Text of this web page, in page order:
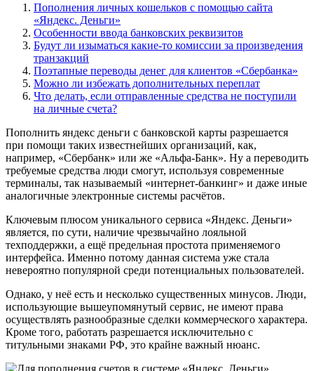
Пополнения личных кошельков с помощью сайта
«Яндекс. Деньги»
Особенности ввода банковских реквизитов
Будут ли изыматься какие-то комиссии за произведения
транзакций
Поэтапные переводы денег для клиентов «Сбербанка»
Можно ли избежать дополнительных переплат
Что делать, если отправленные средства не поступили
на личные счета?
Пополнить яндекс деньги с банковской карты разрешается
при помощи таких известнейших организаций, как,
например, «Сбербанк» или же «Альфа-Банк». Ну а переводить
требуемые средства люди смогут, используя современные
терминалы, так называемый «интернет-банкинг» и даже иные
аналогичные электронные системы расчётов.
Ключевым плюсом уникального сервиса «Яндекс. Деньги»
является, по сути, наличие чрезвычайно лояльной
техподдержки, а ещё предельная простота применяемого
интерфейса. Именно потому данная система уже стала
невероятно популярной среди потенциальных пользователей.
Однако, у неё есть и несколько существенных минусов. Люди,
использующие вышеупомянутый сервис, не имеют права
осуществлять разнообразные сделки коммерческого характера.
Кроме того, работать разрешается исключительно с
титульными знаками РФ, это крайне важный нюанс.